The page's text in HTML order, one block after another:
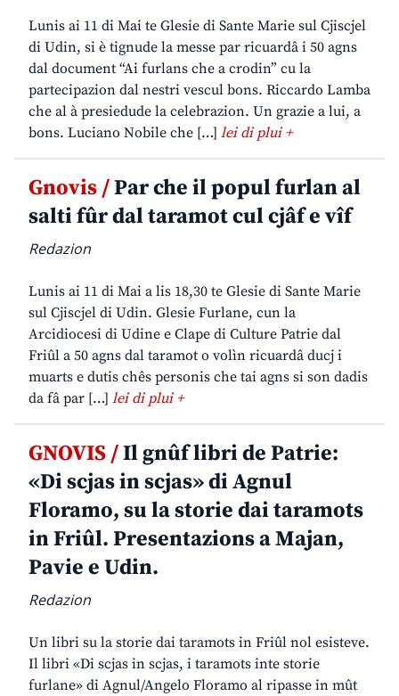
Lunis ai 11 di Mai te Glesie di Sante Marie sul Cjiscjel
di Udin, si è tignude la messe par ricuardâ i 50 agns
dal document “Ai furlans che a crodin” cu la
partecipazion dal nestri vescul bons. Riccardo Lamba
che al à presiedude la celebrazion. Un grazie a lui, a
bons. Luciano Nobile che […] lei di plui +
Gnovis /Par che il popul furlan al
salti fûr dal taramot cul cjâf e vîf
Redazion
Lunis ai 11 di Mai a lis 18,30 te Glesie di Sante Marie
sul Cjiscjel di Udin. Glesie Furlane, cun la
Arcidiocesi di Udine e Clape di Culture Patrie dal
Friûl a 50 agns dal taramot o volìn ricuardâ ducj i
muarts e dutis chês personis che tai agns si son dadis
da fâ par […] lei di plui +
GNOVIS /Il gnûf libri de Patrie:
«Di scjas in scjas» di Agnul
Floramo, su la storie dai taramots
in Friûl. Presentazions a Majan,
Pavie e Udin.
Redazion
Un libri su la storie dai taramots in Friûl nol esisteve.
Il libri «Di scjas in scjas, i taramots inte storie
furlane» di Agnul/Angelo Floramo al ripasse in mût